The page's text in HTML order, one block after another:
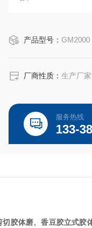
产品型号： GM2000
厂商性质：生产厂家
服务热线
133-
胶体磨、香豆胶立式胶